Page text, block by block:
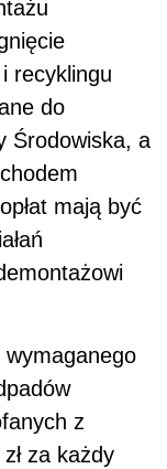
recyklingu
do
Środowiska, a
mają być
wymaganego
z
za każdy